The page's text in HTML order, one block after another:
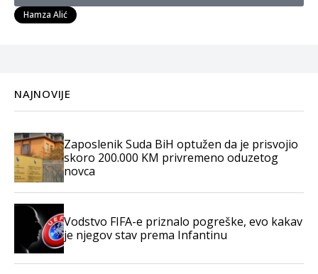
Hamza Alić
NAJNOVIJE
Zaposlenik Suda BiH optužen da je prisvojio
skoro 200.000 KM privremeno oduzetog
novca
Vodstvo FIFA-e priznalo pogreške, evo kakav
je njegov stav prema Infantinu